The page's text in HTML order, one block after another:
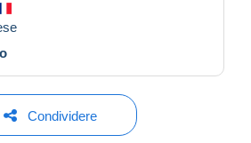
Condividere